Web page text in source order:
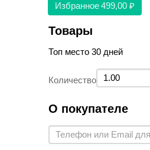
Избранное 499,00 ₽
Товары
Топ место 30 дней
Количество
О покупателе